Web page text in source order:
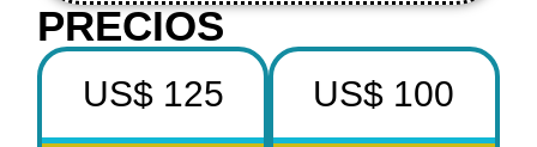
PRECIOS
US$ 125 US$ 100